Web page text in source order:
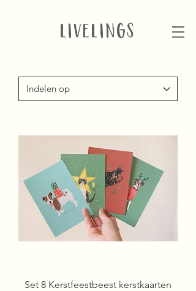
LIVELINGS
Set 8 Kerstfeestbeest kerstkaarten